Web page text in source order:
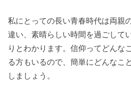
私にとっての長い青春時代は両親
違い、素晴らしい時間を過ごして
りとわかります。信仰ってどんな
る方もいるので、簡単にどんなこ
しましょう。